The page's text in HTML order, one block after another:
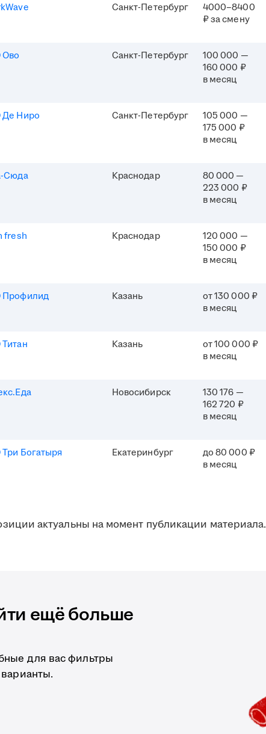
Санкт-Петербург
4000–8400
₽ за смену
Санкт-Петербург
100 000 —
160 000 ₽
в месяц
Ниро Санкт-Петербург
105 000 —
175 000 ₽
в месяц
Сюда Краснодар
80 000 —
223 000 ₽
в месяц
fresh Краснодар
120 000 —
150 000 ₽
в месяц
Казань
от 130 000 ₽
в месяц
Казань
от 100 000 ₽
в месяц
Новосибирск
130 176 —
162 720 ₽
в месяц
Богатыря Екатеринбург
до 80 000 ₽
в месяц
актуальны на момент публикации материала.
ещё больше
для вас фильтры